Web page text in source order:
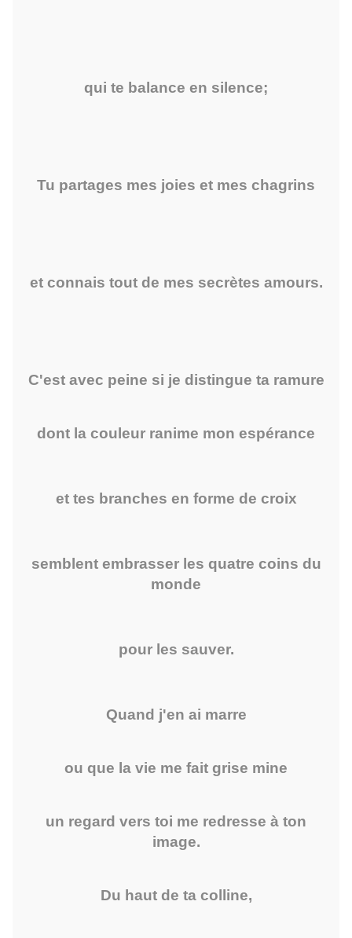
qui te balance en silence;
Tu partages mes joies et mes chagrins
et connais tout de mes secrètes amours.
C'est avec peine si je distingue ta ramure
dont la couleur ranime mon espérance
et tes branches en forme de croix
semblent embrasser les quatre coins du
monde
pour les sauver.
Quand j'en ai marre
ou que la vie me fait grise mine
un regard vers toi me redresse à ton
image.
Du haut de ta colline,